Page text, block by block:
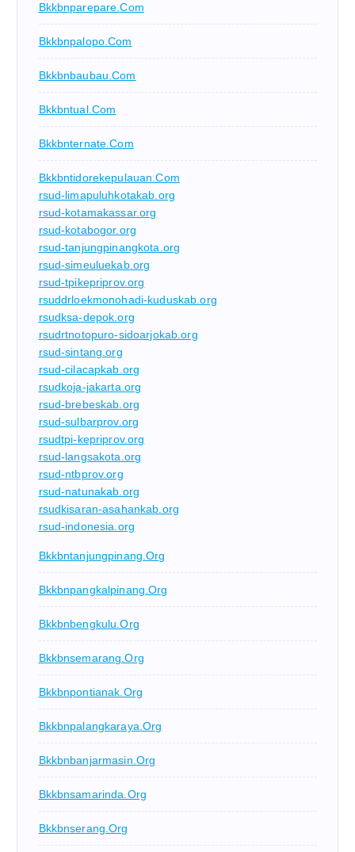
Bkkbnparepare.com
Bkkbnpalopo.com
Bkkbnbaubau.com
Bkkbntual.com
Bkkbnternate.com
Bkkbntidorekepulauan.com
rsud-limapuluhkotakab.org
rsud-kotamakassar.org
rsud-kotabogor.org
rsud-tanjungpinangkota.org
rsud-simeuluekab.org
rsud-tpikepriprov.org
rsuddrloekmonohadi-kuduskab.org
rsudksa-depok.org
rsudrtnotopuro-sidoarjokab.org
rsud-sintang.org
rsud-cilacapkab.org
rsudkoja-jakarta.org
rsud-brebeskab.org
rsud-sulbarprov.org
rsudtpi-kepriprov.org
rsud-langsakota.org
rsud-ntbprov.org
rsud-natunakab.org
rsudkisaran-asahankab.org
rsud-indonesia.org
Bkkbntanjungpinang.org
Bkkbnpangkalpinang.org
Bkkbnbengkulu.org
Bkkbnsemarang.org
Bkkbnpontianak.org
Bkkbnpalangkaraya.org
Bkkbnbanjarmasin.org
Bkkbnsamarinda.org
Bkkbnserang.org